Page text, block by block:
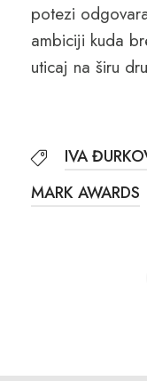
potezi
ambiciji kuda
uticaj na širu
IVA
MARK AWARDS